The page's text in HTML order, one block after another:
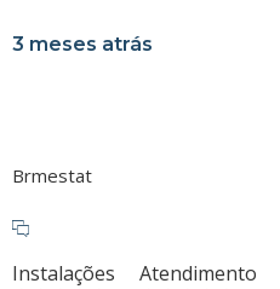
3 meses atrás
Brmestat
Instalações Atendimento